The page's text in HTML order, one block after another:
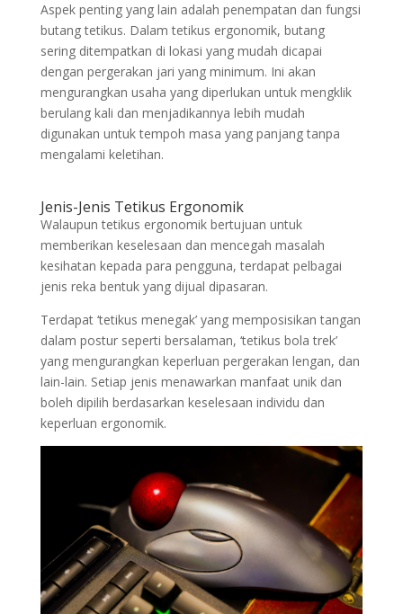
Aspek penting yang lain adalah penempatan dan fungsi
butang tetikus. Dalam tetikus ergonomik, butang
sering ditempatkan di lokasi yang mudah dicapai
dengan pergerakan jari yang minimum. Ini akan
mengurangkan usaha yang diperlukan untuk mengklik
berulang kali dan menjadikannya lebih mudah
digunakan untuk tempoh masa yang panjang tanpa
mengalami keletihan.
Jenis-Jenis Tetikus Ergonomik
Walaupun tetikus ergonomik bertujuan untuk
memberikan keselesaan dan mencegah masalah
kesihatan kepada para pengguna, terdapat pelbagai
jenis reka bentuk yang dijual dipasaran.
Terdapat ‘tetikus menegak’ yang memposisikan tangan
dalam postur seperti bersalaman, ‘tetikus bola trek’
yang mengurangkan keperluan pergerakan lengan, dan
lain-lain. Setiap jenis menawarkan manfaat unik dan
boleh dipilih berdasarkan keselesaan individu dan
keperluan ergonomik.